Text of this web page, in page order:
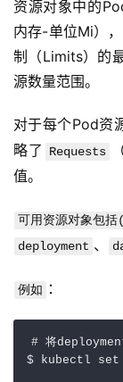
资源对象中的
内存-单位Mi）
制（Limits）的
源数量范围。
对于每个Pod资
略了
Requests
值。
可用资源对象包
deployment 、
例如 ：
# 将
$
kubectl set